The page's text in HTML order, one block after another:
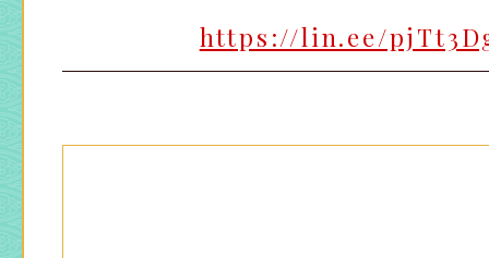
https://lin.ee/